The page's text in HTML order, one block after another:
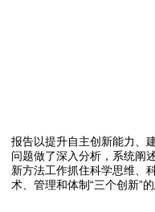
报告以提升自主创新能力、
问题做了深入分析，系统阐
新方法工作抓住科学思维、
术、管理和体制“三个创新”的